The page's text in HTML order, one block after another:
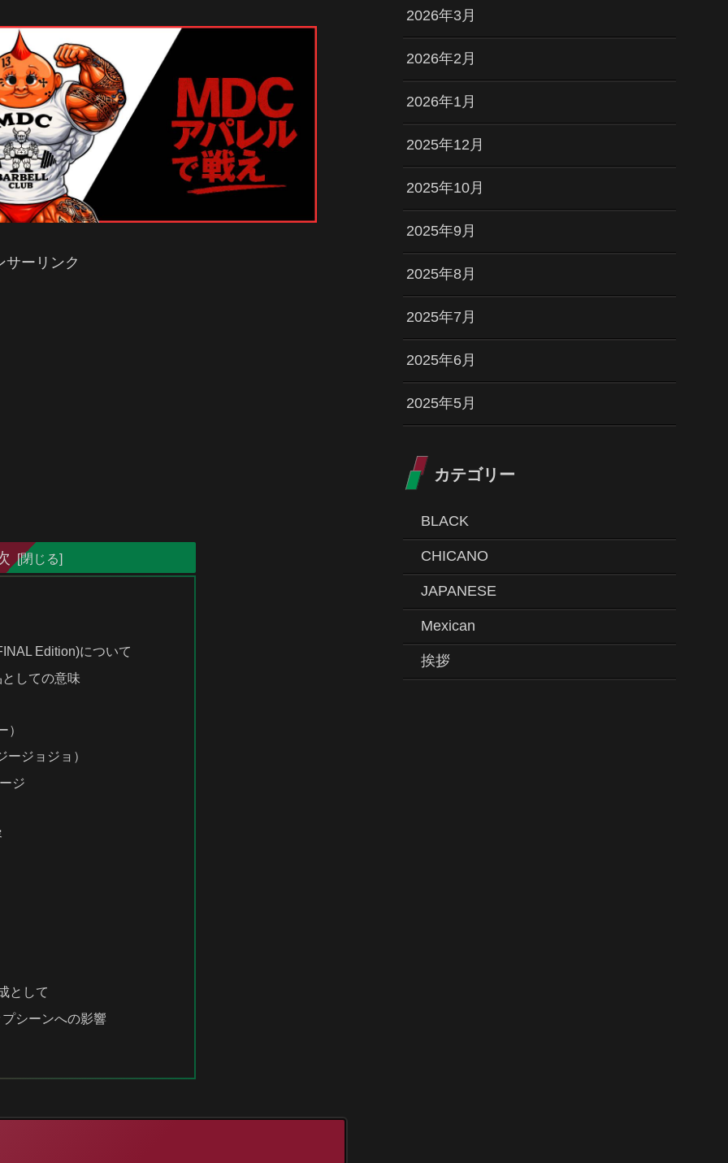
サーリンク
Edition)について
しての意味
ジョジョ）
ジ
として
シーンへの影響
2026年3月
2026年2月
2026年1月
2025年12月
2025年10月
2025年9月
2025年8月
2025年7月
2025年6月
2025年5月
カテゴリー
BLACK
CHICANO
JAPANESE
Mexican
挨拶